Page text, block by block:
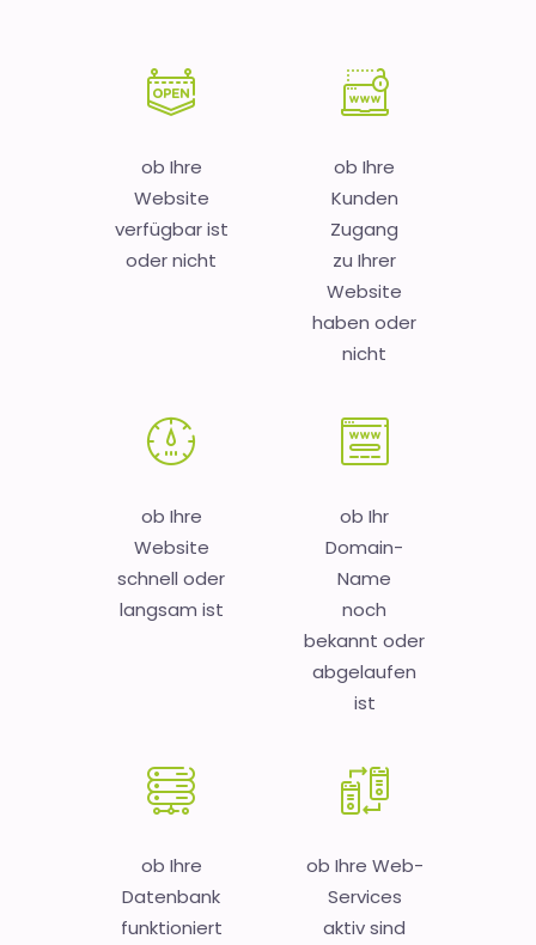
ob Ihre
Website
verfügbar ist
oder nicht
ob Ihre
Kunden
Zugang
zu Ihrer
Website
haben oder
nicht
ob Ihre
Website
schnell oder
langsam ist
ob Ihr
Domain-
Name
noch
bekannt oder
abgelaufen
ist
ob Ihre
Datenbank
funktioniert
ob Ihre Web-
Services
aktiv sind